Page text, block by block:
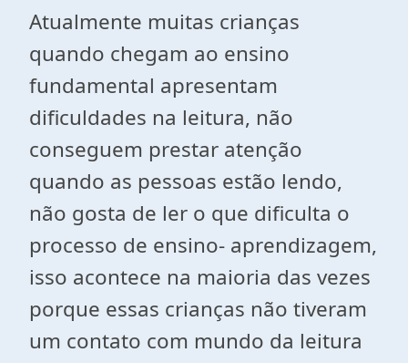
Atualmente muitas crianças
quando chegam ao ensino
fundamental apresentam
dificuldades na leitura, não
conseguem prestar atenção
quando as pessoas estão lendo,
não gosta de ler o que dificulta o
processo de ensino- aprendizagem,
isso acontece na maioria das vezes
porque essas crianças não tiveram
um contato com mundo da leitura